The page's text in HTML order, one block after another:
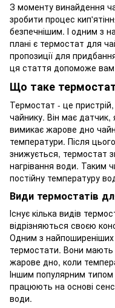
З моменту винайдення
зробити процес
безпечнішим. І одним з
плані є термостат для
пропозиції для
ця стаття допоможе вам
Що таке
Термостат - це
чайнику. Він має датчик,
вимикає жарове дно
температури. Після
знижується, термостат
нагрівання води. Таким
постійну температуру
Види термостатів
Існує кілька видів
відрізняються своєю
Одним з найпоширеніших
термостати. Вони мають
жарове дно, коли
Іншим популярним типом
працюють на основі
води.